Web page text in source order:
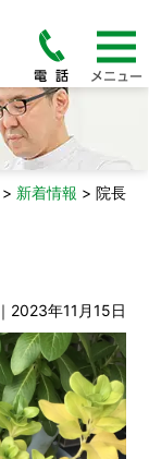
> 新着情報 > 院長
｜2023年11月15日